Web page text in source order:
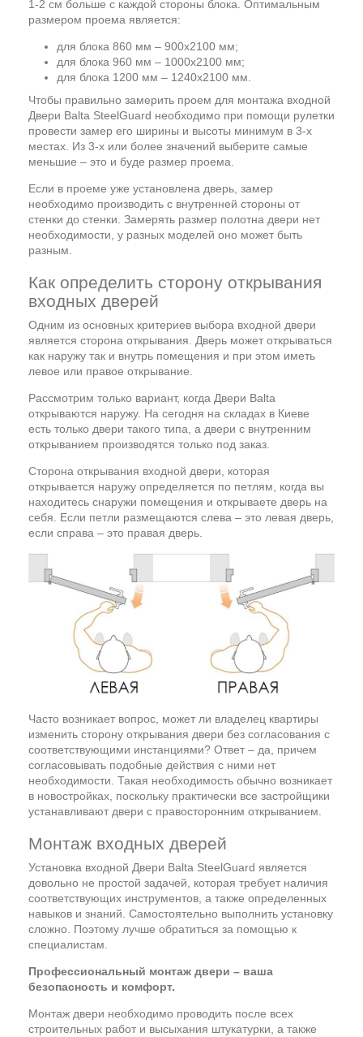
1-2 см больше с каждой стороны блока. Оптимальным
размером проема является:
для блока 860 мм – 900х2100 мм;
для блока 960 мм – 1000х2100 мм;
для блока 1200 мм – 1240х2100 мм.
Чтобы правильно замерить проем для монтажа входной
Двери Balta SteelGuard необходимо при помощи рулетки
провести замер его ширины и высоты минимум в 3-х
местах. Из 3-х или более значений выберите самые
меньшие – это и буде размер проема.
Если в проеме уже установлена дверь, замер
необходимо производить с внутренней стороны от
стенки до стенки. Замерять размер полотна двери нет
необходимости, у разных моделей оно может быть
разным.
Как определить сторону открывания
входных дверей
Одним из основных критериев выбора входной двери
является сторона открывания. Дверь может открываться
как наружу так и внутрь помещения и при этом иметь
левое или правое открывание.
Рассмотрим только вариант, когда Двери Balta
открываются наружу. На сегодня на складах в Киеве
есть только двери такого типа, а двери с внутренним
открыванием производятся только под заказ.
Сторона открывания входной двери, которая
открывается наружу определяется по петлям, когда вы
находитесь снаружи помещения и открываете дверь на
себя. Если петли размещаются слева – это левая дверь,
если справа – это правая дверь.
Часто возникает вопрос, может ли владелец квартиры
изменить сторону открывания двери без согласования с
соответствующими инстанциями? Ответ – да, причем
согласовывать подобные действия с ними нет
необходимости. Такая необходимость обычно возникает
в новостройках, поскольку практически все застройщики
устанавливают двери с правосторонним открыванием.
Монтаж входных дверей
Установка входной Двери Balta SteelGuard является
довольно не простой задачей, которая требует наличия
соответствующих инструментов, а также определенных
навыков и знаний. Самостоятельно выполнить установку
сложно. Поэтому лучше обратиться за помощью к
специалистам.
Профессиональный монтаж двери – ваша
безопасность и комфорт.
Монтаж двери необходимо проводить после всех
строительных работ и высыхания штукатурки, а также